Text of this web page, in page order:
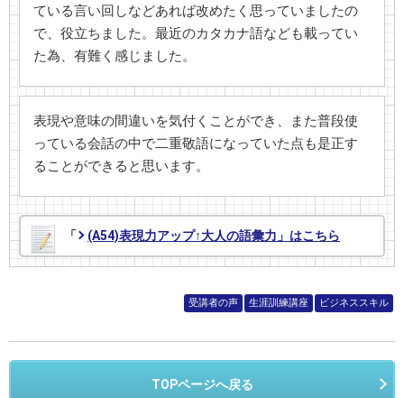
ている言い回しなどあれば改めたく思っていましたの
で、役立ちました。最近のカタカナ語なども載ってい
た為、有難く感じました。
表現や意味の間違いを気付くことができ、また普段使
っている会話の中で二重敬語になっていた点も是正す
ることができると思います。
「 (A54)表現力アップ↑大人の語彙力」はこちら
受講者の声 生涯訓練講座 ビジネススキル
TOPページへ戻る